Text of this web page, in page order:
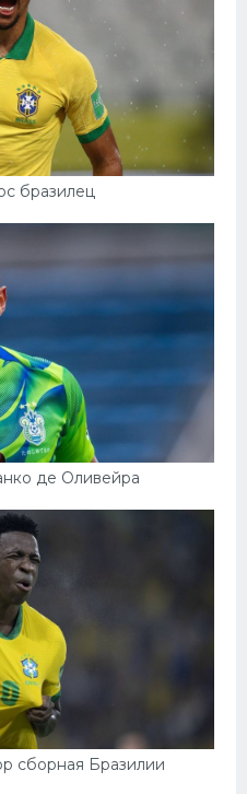
бразилец
де Оливейра
сборная Бразилии